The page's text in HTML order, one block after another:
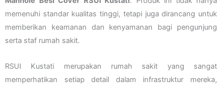
memenuhi standar kualitas tinggi, tetapi juga dirancang untuk
memberikan keamanan dan kenyamanan bagi pengunjung
serta staf rumah sakit.
RSUI Kustati merupakan rumah sakit yang sangat
memperhatikan setiap detail dalam infrastruktur mereka,